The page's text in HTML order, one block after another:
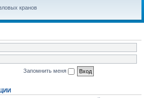
кранов
Запомнить меня